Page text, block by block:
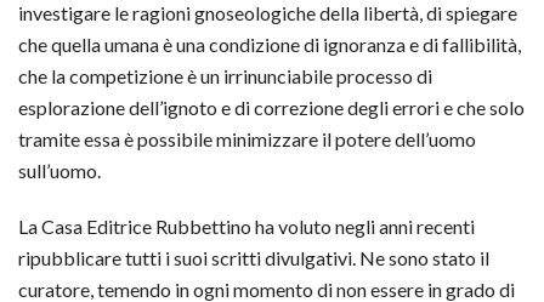
investigare le ragioni gnoseologiche della libertà, di spiegare
che quella umana è una condizione di ignoranza e di fallibilità,
che la competizione è un irrinunciabile processo di
esplorazione dell’ignoto e di correzione degli errori e che solo
tramite essa è possibile minimizzare il potere dell’uomo
sull’uomo.
La Casa Editrice Rubbettino ha voluto negli anni recenti
ripubblicare tutti i suoi scritti divulgativi. Ne sono stato il
curatore, temendo in ogni momento di non essere in grado di